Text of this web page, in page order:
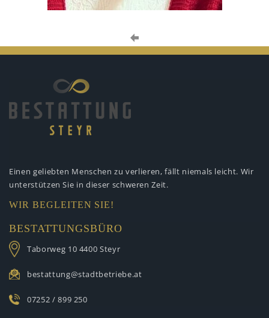
Einen geliebten Menschen zu verlieren, fällt niemals leicht. Wir
unterstützen Sie in dieser schweren Zeit.
WIR BEGLEITEN SIE!
BESTATTUNGSBÜRO
Taborweg 10 4400 Steyr
bestattung@stadtbetriebe.at
07252 / 899 250